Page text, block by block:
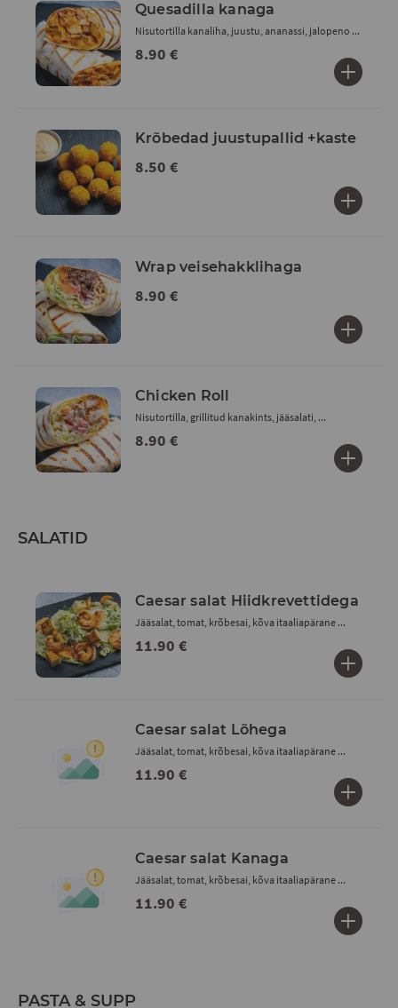
Quesadilla kanaga
8.90 €
Nisutortilla kanaliha, juustu, ananassi, jalopeno ...
Krõbedad juustupallid +kaste
8.50 €
Wrap veisehakklihaga
8.90 €
Chicken Roll
8.90 €
Nisutortilla, grillitud kanakints, jääsalati, ...
SALATID
Caesar salat Hiidkrevettidega
11.90 €
Jääsalat, tomat, krõbesai, kõva itaaliapärane ...
Caesar salat Lõhega
11.90 €
Jääsalat, tomat, krõbesai, kõva itaaliapärane ...
Caesar salat Kanaga
11.90 €
Jääsalat, tomat, krõbesai, kõva itaaliapärane ...
PASTA & SUPP